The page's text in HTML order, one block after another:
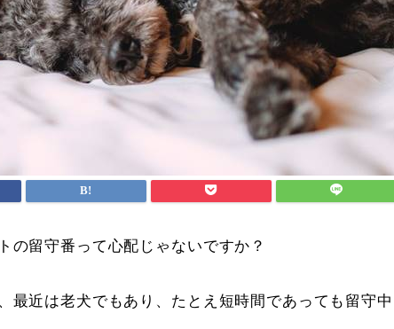
の留守番って心配じゃないですか？
最近は老犬でもあり、たとえ短時間であっても留守中